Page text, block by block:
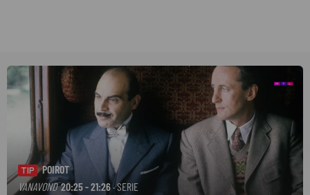
TIP
POIROT
VANAVOND 20:25 - 21:26 · SERIE